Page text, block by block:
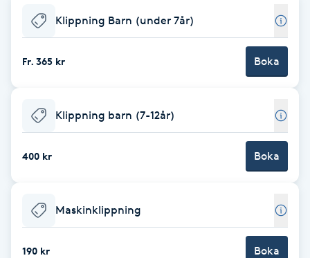
Diamantslipning
Extensions
Extensions borttagning
Face framing
Klippning Barn (under 7år)
Fr. 365 kr Boka
Klippning barn (7-12år)
400 kr Boka
Maskinklippning
190 kr Boka